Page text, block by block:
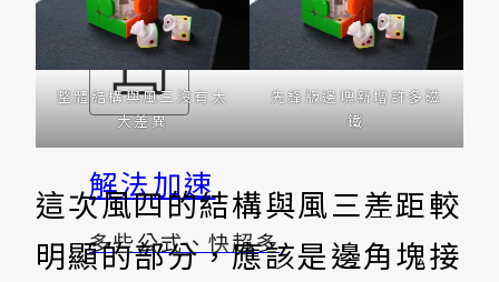
解法加速
多些公式、快超多
整體結構與風三沒有太
大差異
先鋒版邊塊新增許多磁
鐵
這次風四的結構與風三差距較
明顯的部分，應該是邊角塊接